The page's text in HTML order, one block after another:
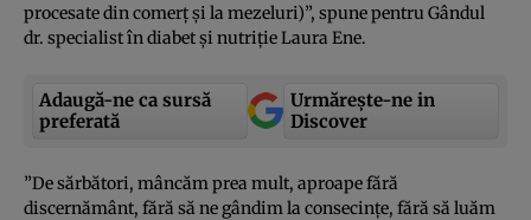
procesate din comerţ şi la mezeluri)”, spune pentru Gândul
dr. specialist în diabet şi nutriţie Laura Ene.
Adaugă-ne ca sursă
preferată
Urmărește-ne in
Discover
”De sărbători, mâncăm prea mult, aproape fără
discernământ, fără să ne gândim la consecinţe, fără să luăm